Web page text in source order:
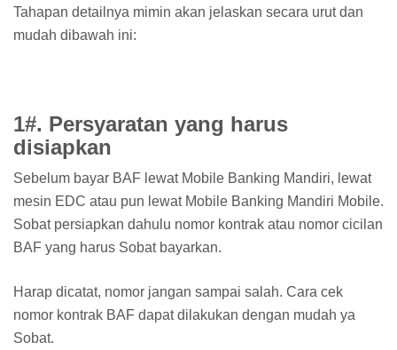
Tahapan detailnya mimin akan jelaskan secara urut dan
mudah dibawah ini:
1#. Persyaratan yang harus
disiapkan
Sebelum bayar BAF lewat Mobile Banking Mandiri, lewat
mesin EDC atau pun lewat Mobile Banking Mandiri Mobile.
Sobat persiapkan dahulu nomor kontrak atau nomor cicilan
BAF yang harus Sobat bayarkan.
Harap dicatat, nomor jangan sampai salah. Cara cek
nomor kontrak BAF dapat dilakukan dengan mudah ya
Sobat.